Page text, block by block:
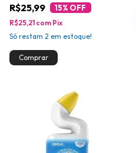
R$25,99 15% OFF
R$25,21 com Pix
Só restam 2 em estoque!